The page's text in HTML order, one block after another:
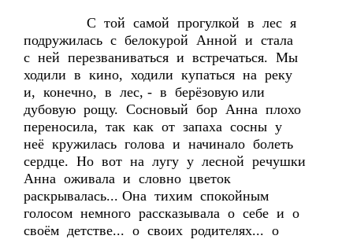
С той самой прогулкой в лес я
подружилась с белокурой Анной и стала
с ней перезваниваться и встречаться. Мы
ходили в кино, ходили купаться на реку
и, конечно, в лес, - в берёзовую или
дубовую рощу. Сосновый бор Анна плохо
переносила, так как от запаха сосны у
неё кружилась голова и начинало болеть
сердце. Но вот на лугу у лесной речушки
Анна оживала и словно цветок
раскрывалась... Она тихим спокойным
голосом немного рассказывала о себе и о
своём детстве... о своих родителях... о